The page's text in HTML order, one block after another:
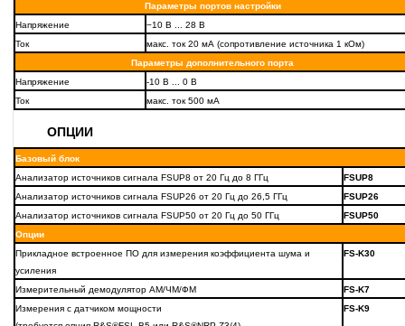
Параметры портов настройки
Напряжение
−10 В ... 28 В
Ток
макс. ток 20 мА (сопротивление источника 1 кОм)
Параметры дополнительного порта
Напряжение
-10 В ... 0 В
Ток
макс. ток 500 мА
ОПЦИИ
Базовый блок
Анализатор источников сигнала FSUP8 от 20 Гц до 8 ГГц
FSUP8
Анализатор источников сигнала FSUP26 от 20 Гц до 26,5 ГГц
FSUP26
Анализатор источников сигнала FSUP50 от 20 Гц до 50 ГГц
FSUP50
Опции
Прикладное встроенное ПО для измерения коэффициента шума и
усиления
FS-K30
Измерительный демодулятор АМ/ЧМ/ФМ
FS-K7
Измерения с датчиком мощности
FS-K9